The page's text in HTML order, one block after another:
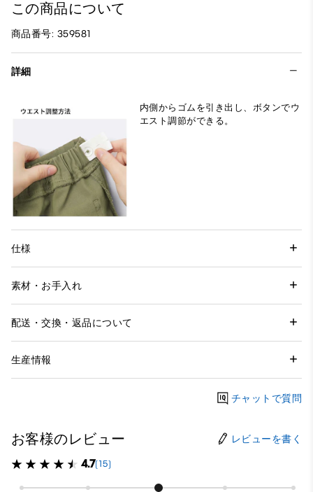
この商品について
商品番号: 359581
詳細
内側からゴムを引き出し、ボタンでウ
エスト調節ができる。
仕様
素材・お手入れ
配送・交換・返品について
生産情報
チャットで質問
お客様のレビュー レビューを書く
4.7(15)